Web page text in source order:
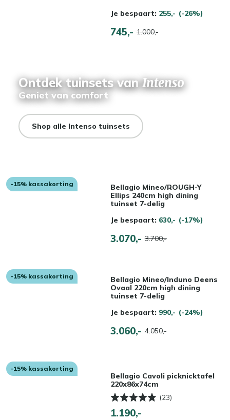
Je bespaart: 255,- (-26%)
745,- 1.000,-
Ontdek tuinsets vanIntenso
Geniet van comfort
Shop alle Intenso tuinsets
-15% kassakorting
Bellagio Mineo/ROUGH-Y
Ellips 240cm high dining
tuinset 7-delig
Je bespaart: 630,- (-17%)
3.070,- 3.700,-
-15% kassakorting
Bellagio Mineo/Induno Deens
Ovaal 220cm high dining
tuinset 7-delig
Je bespaart: 990,- (-24%)
3.060,- 4.050,-
-15% kassakorting
Bellagio Cavoli picknicktafel
220x86x74cm
(23)
1.190,-